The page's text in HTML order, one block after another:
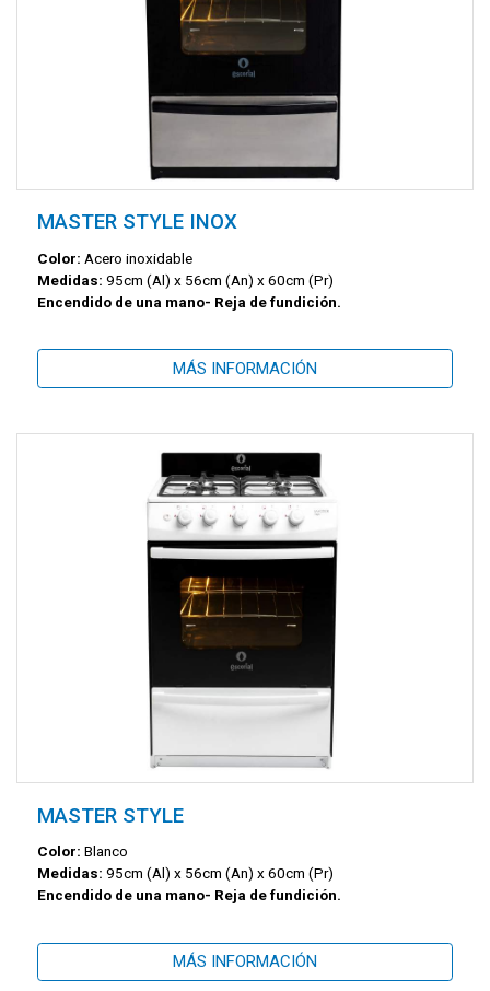
MASTER STYLE INOX
Color: Acero inoxidable
Medidas: 95cm (Al) x 56cm (An) x 60cm (Pr)
Encendido de una mano- Reja de fundición.
MÁS INFORMACIÓN
MASTER STYLE
Color: Blanco
Medidas: 95cm (Al) x 56cm (An) x 60cm (Pr)
Encendido de una mano- Reja de fundición.
MÁS INFORMACIÓN